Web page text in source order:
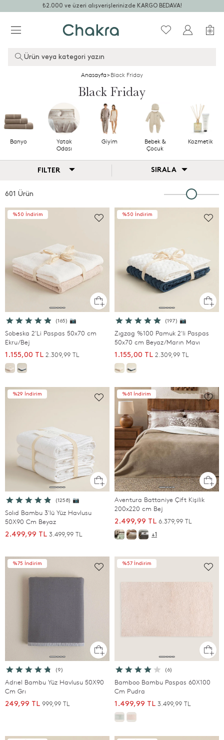
₺2.000 ve üzeri alışverişlerinizde KARGO BEDAVA!
Ürün veya kategori yazın
Anasayfa>Black Friday
Black Friday
Banyo
Yatak
Odası
Giyim
Bebek &
Çocuk
Kozmetik
FILTER SIRALA
601 Ürün
%50 İndirim
(165) 📷
Sobeska 2'Li Paspas 50x70 cm
Ekru/Bej
1.155,00 TL 2.309,99 TL
%50 İndirim
(197) 📷
Zıgzag %100 Pamuk 2'li Paspas
50x70 cm Beyaz/Marın Mavı
1.155,00 TL 2.309,99 TL
%29 İndirim
(1258) 📷
Solıd Bambu 3'lü Yüz Havlusu
50X90 Cm Beyaz
2.499,99 TL 3.499,99 TL
%61 İndirim
Aventura Battaniye Çift Kişilik
200x220 cm Bej
2.499,99 TL 6.379,99 TL
+1
%75 İndirim
(9)
Adrıel Bambu Yüz Havlusu 50X90
Cm Grı
249,99 TL 999,99 TL
%57 İndirim
(6)
Bamboo Bambu Paspas 60X100
Cm Pudra
1.499,99 TL 3.499,99 TL